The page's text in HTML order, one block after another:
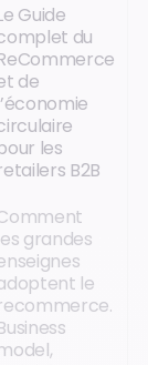
Guide
du
de
les
B2B
grandes
le